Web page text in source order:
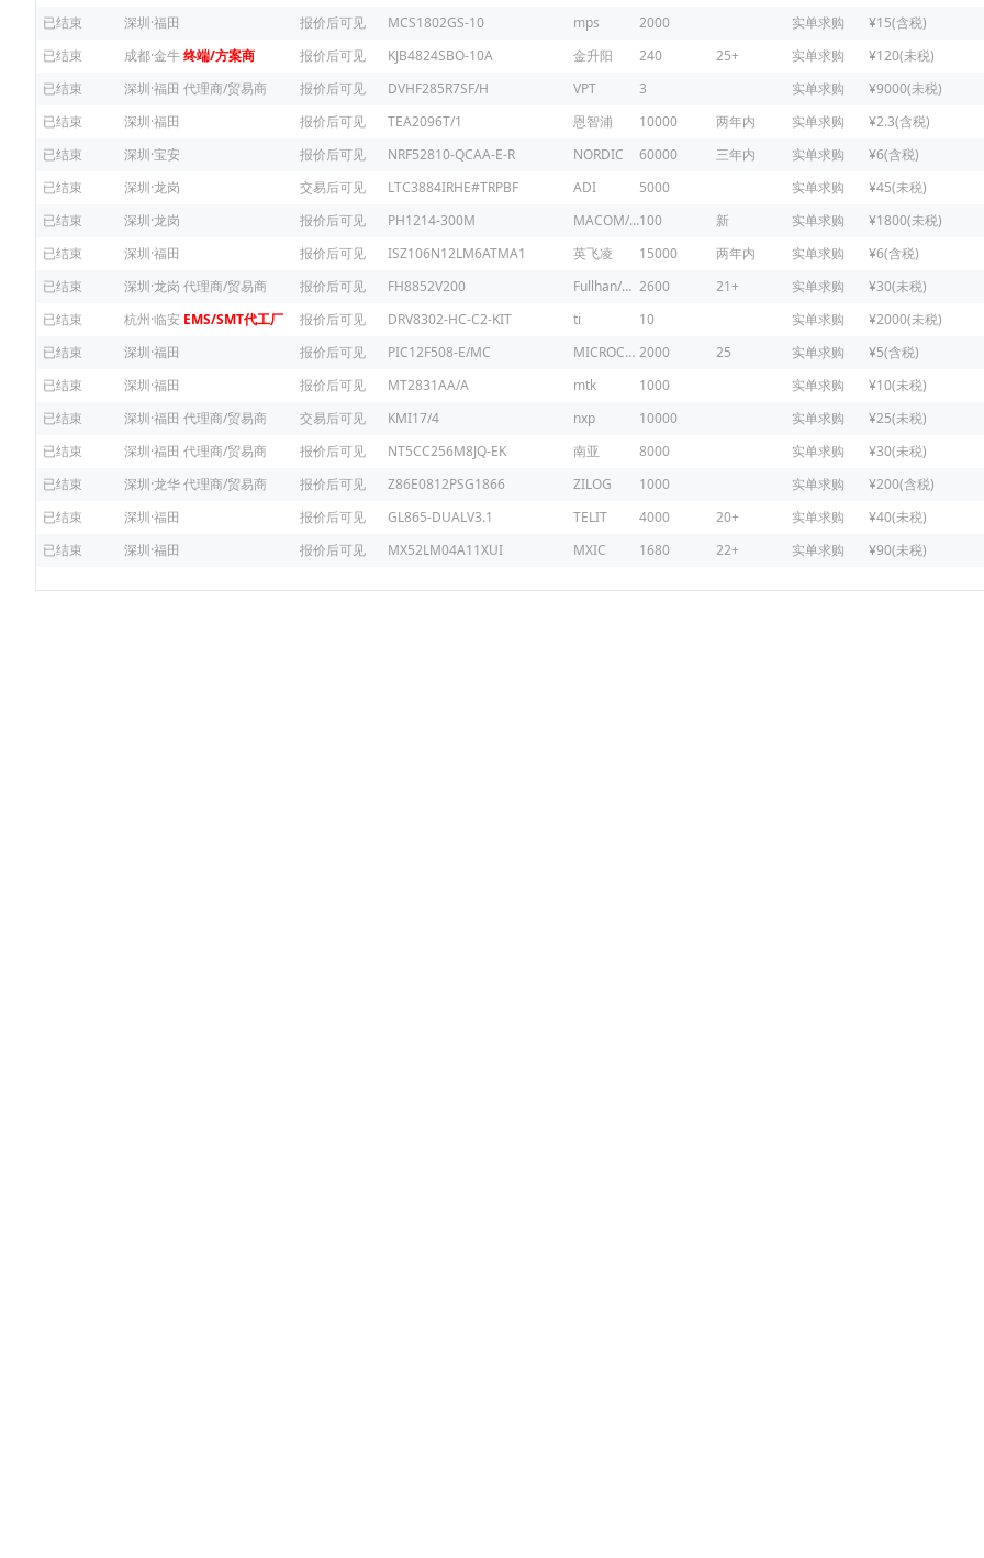
已结束
深圳·福田 报价后可见 MCS1802GS-10 mps 2000 实单求购 ¥15(含税)
已结束
成都·金牛终端/方案商 报价后可见 KJB4824SBO-10A 金升阳 240 25+ 实单求购 ¥120(未税)
已结束
深圳·福田 代理商/贸易商 报价后可见 DVHF285R7SF/H VPT 3 实单求购 ¥9000(未税)
已结束
深圳·福田 报价后可见 TEA2096T/1 恩智浦 10000 两年内 实单求购 ¥2.3(含税)
已结束
深圳·宝安 报价后可见 NRF52810-QCAA-E-R NORDIC 60000 三年内 实单求购 ¥6(含税)
已结束
深圳·龙岗 交易后可见 LTC3884IRHE#TRPBF ADI 5000 实单求购 ¥45(未税)
已结束
深圳·龙岗 报价后可见 PH1214-300M MACOM/镁可100 新 实单求购 ¥1800(未税)
已结束
深圳·福田 报价后可见 ISZ106N12LM6ATMA1 英飞凌 15000 两年内 实单求购 ¥6(含税)
已结束
深圳·龙岗 代理商/贸易商 报价后可见 FH8852V200 Fullhan/富瀚微 2600 21+ 实单求购 ¥30(未税)
已结束
杭州·临安 EMS/SMT代工厂 报价后可见 DRV8302-HC-C2-KIT ti 10 实单求购 ¥2000(未税)
已结束
深圳·福田 报价后可见 PIC12F508-E/MC MICROCHIP 2000 25 实单求购 ¥5(含税)
已结束
深圳·福田 报价后可见 MT2831AA/A mtk 1000 实单求购 ¥10(未税)
已结束
深圳·福田 代理商/贸易商 交易后可见 KMI17/4 nxp 10000 实单求购 ¥25(未税)
已结束
深圳·福田 代理商/贸易商 报价后可见 NT5CC256M8JQ-EK 南亚 8000 实单求购 ¥30(未税)
已结束
深圳·龙华代理商/贸易商 报价后可见 Z86E0812PSG1866 ZILOG 1000 实单求购 ¥200(含税)
已结束
深圳·福田 报价后可见 GL865-DUALV3.1 TELIT 4000 20+ 实单求购 ¥40(未税)
已结束
深圳·福田 报价后可见 MX52LM04A11XUI MXIC 1680 22+ 实单求购 ¥90(未税)